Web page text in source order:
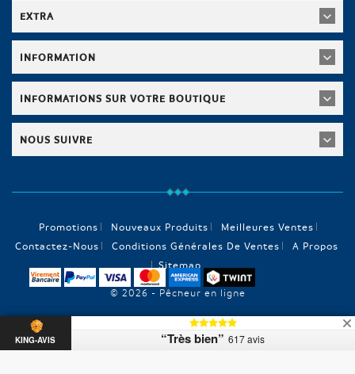
EXTRA
INFORMATION
INFORMATIONS SUR VOTRE BOUTIQUE
NOUS SUIVRE
Promotions Nouveaux Produits
Meilleures Ventes
Contactez-Nous
Conditions Générales De Ventes
A Propos
Sitemap
© 2026 - Pêcheur en ligne
KING-AVIS “Très bien” 617 avis